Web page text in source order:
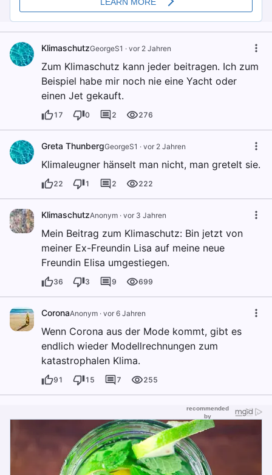
KlimaschutzGeorgeS1 · vor 2 Jahren
Zum Klimaschutz kann jeder beitragen. Ich zum
Beispiel habe mir noch nie eine Yacht oder
einen Jet gekauft.
17 0 2 276
Greta ThunbergGeorgeS1 · vor 2 Jahren
Klimaleugner hänselt man nicht, man gretelt sie.
22 1 2 222
KlimaschutzAnonym · vor 3 Jahren
Mein Beitrag zum Klimaschutz: Bin jetzt von
meiner Ex-Freundin Lisa auf meine neue
Freundin Elisa umgestiegen.
36 3 9 699
CoronaAnonym · vor 6 Jahren
Wenn Corona aus der Mode kommt, gibt es
endlich wieder Modellrechnungen zum
katastrophalen Klima.
91 15 7 255